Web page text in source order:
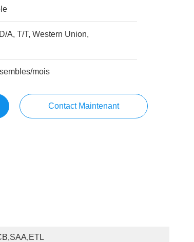
A, T/T, Western Union,
mois
Contact Maintenant